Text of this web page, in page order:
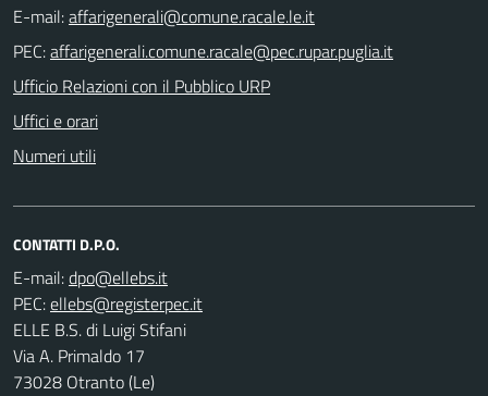
E-mail:
PEC:
Ufficio Relazioni con il Pubblico URP
Uffici e orari
Numeri utili
CONTATTI D.P.O.
E-mail:
PEC:
ELLE B.S. di Luigi Stifani
Via A. Primaldo 17
73028 Otranto (Le)